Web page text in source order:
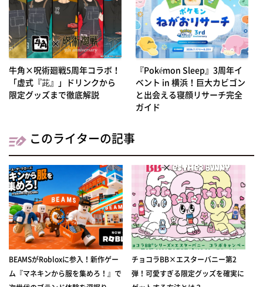
牛角×呪術廻戦5周年コラボ！
「虚式『茈』」ドリンクから
限定グッズまで徹底解説
『Pokémon Sleep』3周年イ
ベント in 横浜！巨大カビゴン
と出会える寝顔リサーチ完全
ガイド
このライターの記事
BEAMSがRobloxに参入！新作ゲー
ム『マネキンから服を集めろ！』で
チョコラBB×エスターバニー第2
弾！可愛すぎる限定グッズを確実に